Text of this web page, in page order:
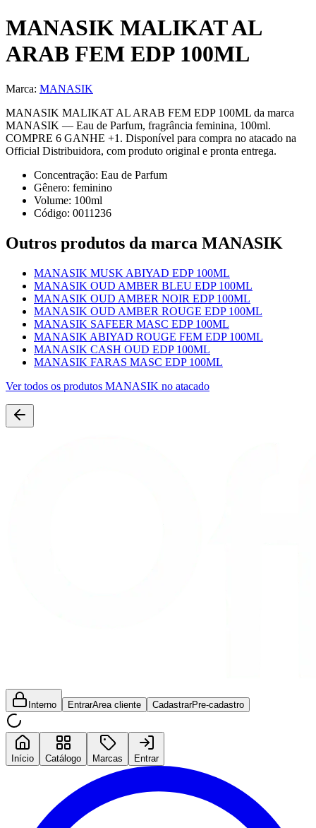
MANASIK MALIKAT AL
ARAB FEM EDP 100ML
Marca: MANASIK
MANASIK MALIKAT AL ARAB FEM EDP 100ML da marca
MANASIK — Eau de Parfum, fragrância feminina, 100ml.
COMPRE 6 GANHE +1. Disponível para compra no atacado na
Official Distribuidora, com produto original e pronta entrega.
Concentração: Eau de Parfum
Gênero: feminino
Volume: 100ml
Código: 0011236
Outros produtos da marca MANASIK
MANASIK MUSK ABIYAD EDP 100ML
MANASIK OUD AMBER BLEU EDP 100ML
MANASIK OUD AMBER NOIR EDP 100ML
MANASIK OUD AMBER ROUGE EDP 100ML
MANASIK SAFEER MASC EDP 100ML
MANASIK ABIYAD ROUGE FEM EDP 100ML
MANASIK CASH OUD EDP 100ML
MANASIK FARAS MASC EDP 100ML
Ver todos os produtos MANASIK no atacado
Interno EntrarArea cliente CadastrarPre-cadastro
Início Catálogo Marcas Entrar